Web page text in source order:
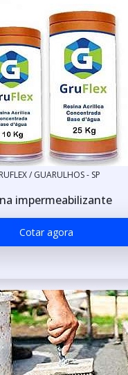
/ GUARULHOS - SP
impermeabilizante
Cotar agora